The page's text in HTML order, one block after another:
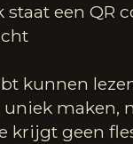
staat een QR
kunnen
maken,
krijgt geen